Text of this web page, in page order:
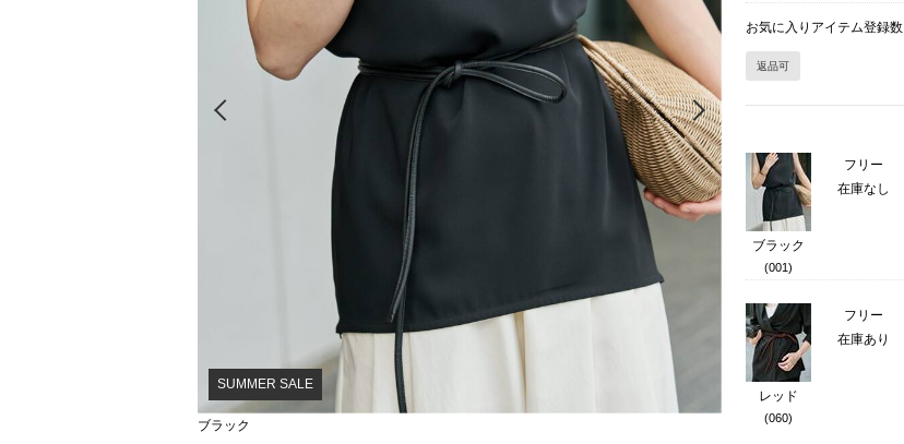
ブラック
SUMMER SALE
お気に入りアイテム登録数
返品可
ブラック
(001)
フリー
在庫なし
レッド
(060)
フリー
在庫あり